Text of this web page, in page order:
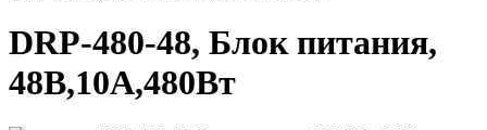
DRP-480-48, Блок питания,
48В,10А,480Вт